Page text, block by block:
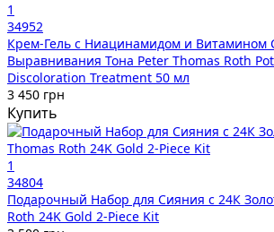
1
34952
Крем-Гель с Ниацинамидом и Витамином
Выравнивания Тона Peter Thomas Roth
Discoloration Treatment 50 мл
3 450 грн
Купить
1
34804
Подарочный Набор для Сияния с 24К
Roth 24K Gold 2-Piece Kit